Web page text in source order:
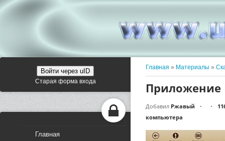
Войти через uID
Старая форма входа
Главная
Главная » Материалы »
Приложение
Добавил Ржавый • •
компьютера